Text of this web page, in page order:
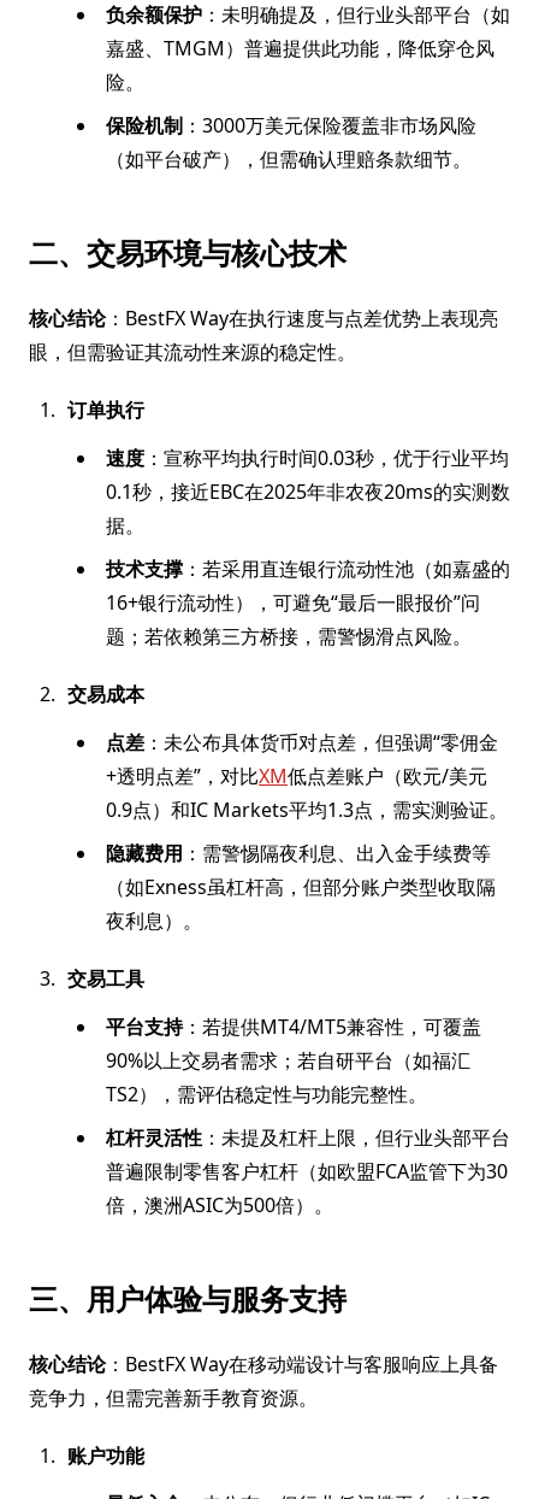
负余额保护 ：未明确提及，但行业头部平台（如
嘉盛、TMGM）普遍提供此功能，降低穿仓风
险。
保险机制 ：3000万美元保险覆盖非市场风险
（如平台破产），但需确认理赔条款细节。
二、交易环境与核心技术
核心结论：BestFX Way在执行速度与点差优势上表现亮
眼，但需验证其流动性来源的稳定性。
订单执行
速度 ：宣称平均执行时间0.03秒，优于行业平均
0.1秒，接近EBC在2025年非农夜20ms的实测数
据。
技术支撑 ：若采用直连银行流动性池（如嘉盛的
16+银行流动性），可避免“最后一眼报价”问
题；若依赖第三方桥接，需警惕滑点风险。
交易成本
点差 ：未公布具体货币对点差，但强调“零佣金
+透明点差”，对比XM低点差账户（欧元/美元
0.9点）和IC Markets平均1.3点，需实测验证。
隐藏费用 ：需警惕隔夜利息、出入金手续费等
（如Exness虽杠杆高，但部分账户类型收取隔
夜利息）。
交易工具
平台支持：若提供MT4/MT5兼容性，可覆盖
90%以上交易者需求；若自研平台（如福汇
TS2），需评估稳定性与功能完整性。
杠杆灵活性 ：未提及杠杆上限，但行业头部平台
普遍限制零售客户杠杆（如欧盟FCA监管下为30
倍，澳洲ASIC为500倍）。
三、用户体验与服务支持
核心结论：BestFX Way在移动端设计与客服响应上具备
竞争力，但需完善新手教育资源。
账户功能